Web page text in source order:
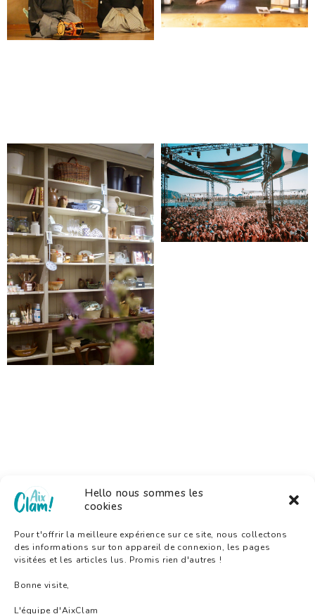
Hello nous sommes les
cookies
Pour t'offrir la meilleure expérience sur ce site, nous collectons
des informations sur ton appareil de connexion, les pages
visitées et les articles lus. Promis rien d'autres !
Bonne visite,
L'équipe d'AixClam